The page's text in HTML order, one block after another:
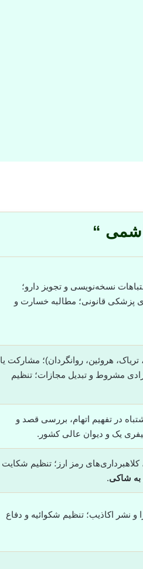
“
نسخه‌نویسی و تجویز دارو؛
پزشکی قانونی؛ مطالبه خسارت و
هروئین، روانگردان)؛ مشارکت یا
مشروط و تبدیل مجازات؛ تنظیم
در تفهیم اتهام، بررسی قصد و
یک و دیوان عالی کشور.
رمز ارز؛ تنظیم شکایت
به شاکی.
نشر اکاذیب؛ تنظیم شکوائیه و دفاع